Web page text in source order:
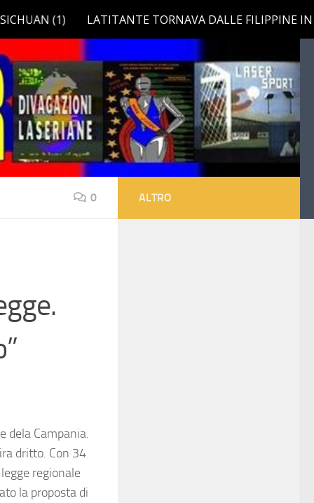
0
dela Campania.
dritto. Con 34
regionale
la proposta di
ALTRO